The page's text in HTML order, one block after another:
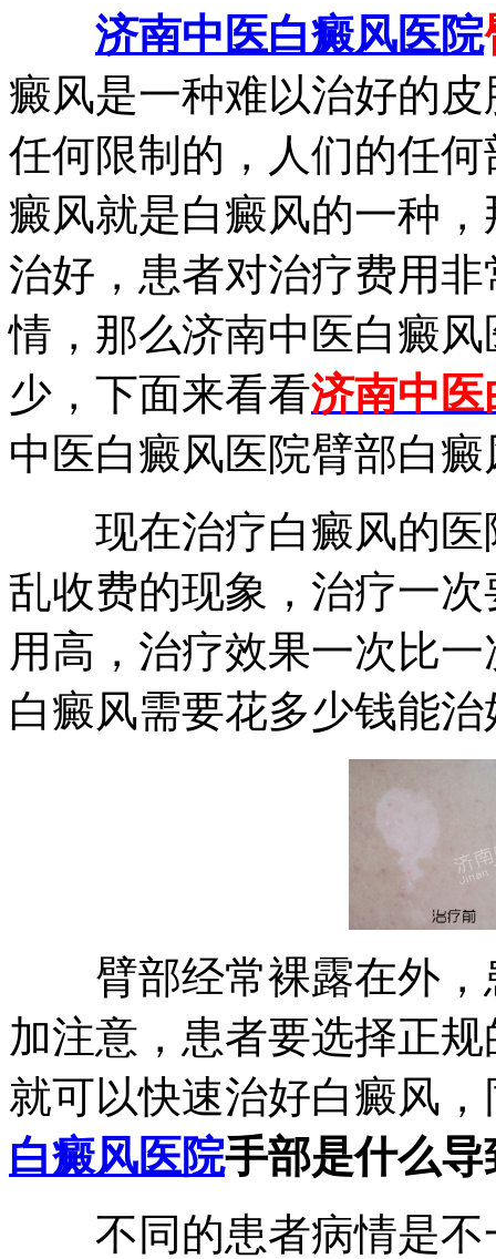
济南中医白癜风医院
癜风是一种难以治好的
任何限制的，人们的任
癜风就是白癜风的一种
治好，患者对治疗费用
情，那么济南中医白癜
少，下面来看看济南中
中医白癜风医院臂部白
现在治疗白癜风的医
乱收费的现象，治疗一
用高，治疗效果一次比
白癜风需要花多少钱能治
臂部经常裸露在外，
加注意，患者要选择正
就可以快速治好白癜风
白癜风医院手部是什么
不同的患者病情是不